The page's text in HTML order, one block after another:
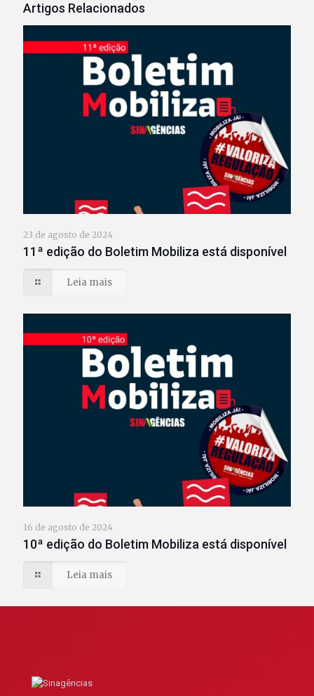
Artigos Relacionados
23 de agosto de 2024
11ª edição do Boletim Mobiliza está disponível
Leia mais
16 de agosto de 2024
10ª edição do Boletim Mobiliza está disponível
Leia mais